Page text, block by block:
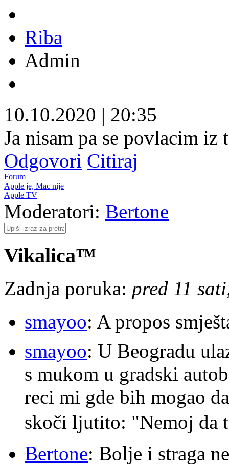
Riba
Admin
10.10.2020 | 20:35
Ja nisam pa se povlacim iz
Odgovori Citiraj
Forum
Apple je, Mac nije
Apple TV
Moderatori: Bertone
Vikalica™
Zadnja poruka: pred 11
smayoo: A propos
smayoo: U Beogradu
s mukom u gradski
reci mi gde bih mogao
skoči ljutito: "Nemoj da
Bertone: Bolje i straga